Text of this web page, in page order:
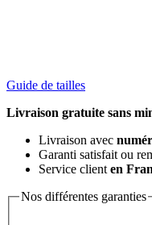
Guide de tailles
Livraison gratuite sans
Livraison avec
Garanti satisfait ou
Service client en
Nos différentes garanties